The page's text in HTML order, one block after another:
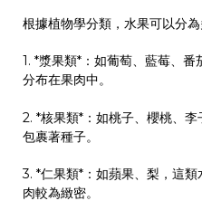
根據植物學分類，水果可以分為
1. *漿果類*：如葡萄、藍莓、
分布在果肉中。
2. *核果類*：如桃子、櫻桃、
包裹著種子。
3. *仁果類*：如蘋果、梨，這
肉較為緻密。